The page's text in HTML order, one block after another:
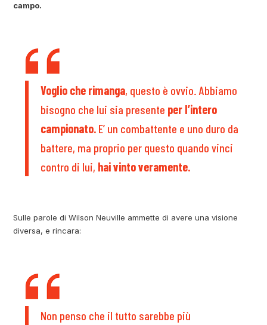
campo.
Voglio che rimanga, questo è ovvio. Abbiamo
bisogno che lui sia presente per l’intero
campionato. E’ un combattente e uno duro da
battere, ma proprio per questo quando vinci
contro di lui, hai vinto veramente.
Sulle parole di Wilson Neuville ammette di avere una visione
diversa, e rincara:
Non penso che il tutto sarebbe più